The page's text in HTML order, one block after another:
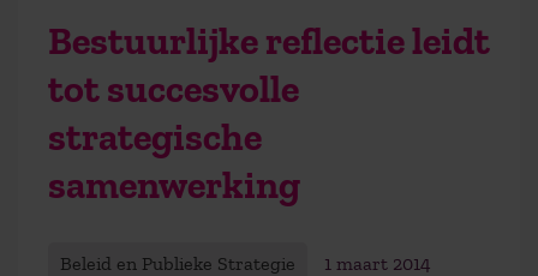
Bestuurlijke reflectie leidt
tot succesvolle
strategische
samenwerking
Beleid en Publieke Strategie 1 maart 2014